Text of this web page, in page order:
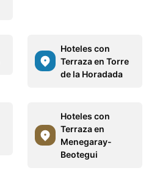
Hoteles con
Terraza en Torre
de la Horadada
Hoteles con
Terraza en
Menegaray-
Beotegui